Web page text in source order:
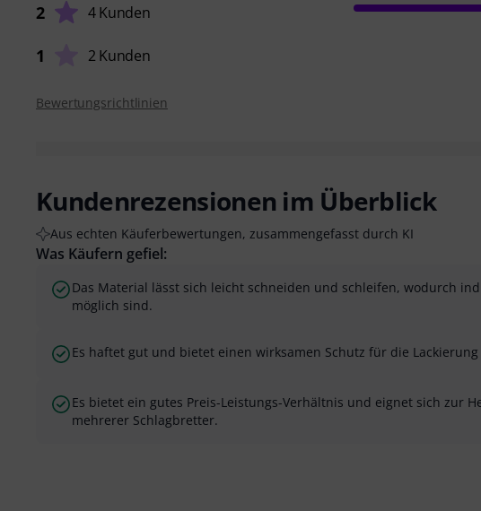
2 4 Kunden
1 2 Kunden
Bewertungsrichtlinien
Kundenrezensionen im Überblick
Aus echten Käuferbewertungen, zusammengefasst durch KI
Was Käufern gefiel:
Das Material lässt sich leicht schneiden und schleifen, wodurch
möglich sind.
Es haftet gut und bietet einen wirksamen Schutz für die
Es bietet ein gutes Preis-Leistungs-Verhältnis und eignet sich zur
mehrerer Schlagbretter.